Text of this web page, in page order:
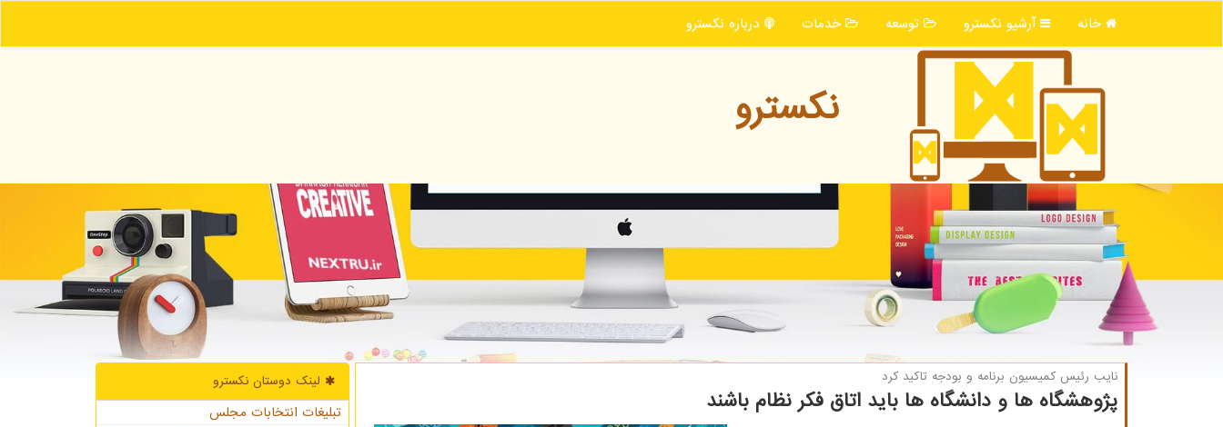
خانه آرشیو نكسترو توسعه خدمات درباره نكسترو
نكسترو
نایب رئیس كمیسیون برنامه و بودجه تاكید كرد
پژوهشگاه ­ها و دانشگاه ­ها باید اتاق فکر نظام باشند
لینک دوستان نكسترو
تبلیغات انتخابات مجلس